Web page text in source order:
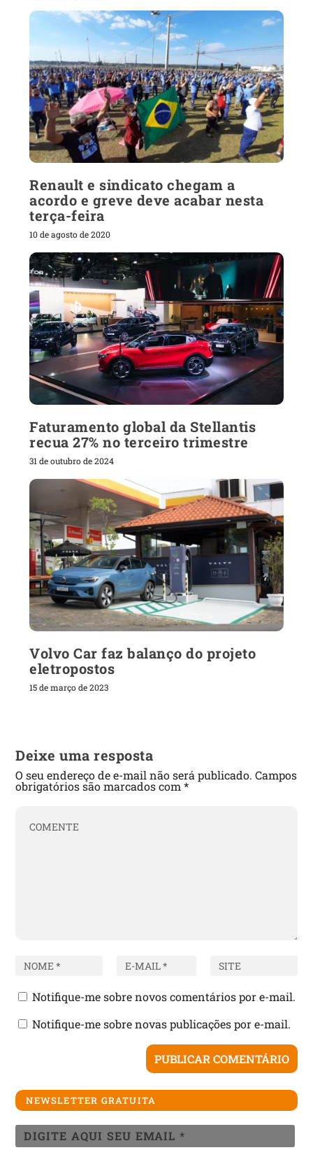
Renault e sindicato chegam a
acordo e greve deve acabar nesta
terça-feira
10 de agosto de 2020
Faturamento global da Stellantis
recua 27% no terceiro trimestre
31 de outubro de 2024
Volvo Car faz balanço do projeto
eletropostos
15 de março de 2023
Deixe uma resposta
O seu endereço de e-mail não será publicado. Campos
obrigatórios são marcados com*
Notifique-me sobre novos comentários por e-mail.
Notifique-me sobre novas publicações por e-mail.
NEWSLETTER GRATUITA